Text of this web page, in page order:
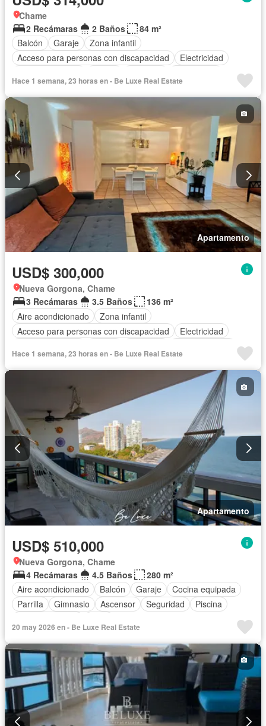
Chame
2 Recámaras
2 Baños
84 m²
Balcón
Garaje
Zona infantil
Acceso para personas con discapacidad
Electricidad
Vista panorámica
Seguridad Piscina Agua
Hace 1 semana, 23 horas en - Be Luxe Real Estate
Apartamento
USD$ 300,000
Nueva Gorgona, Chame
3 Recámaras
3.5 Baños
136 m²
Aire acondicionado
Zona infantil
Acceso para personas con discapacidad
Electricidad
Piscina
Agua
Hace 1 semana, 23 horas en - Be Luxe Real Estate
Apartamento
USD$ 510,000
Nueva Gorgona, Chame
4 Recámaras
4.5 Baños
280 m²
Aire acondicionado
Balcón Garaje
Cocina equipada
Parrilla
Gimnasio Ascensor Seguridad
Piscina
20 may 2026 en - Be Luxe Real Estate